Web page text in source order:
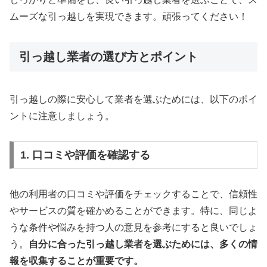
ムーズな引っ越しを実現できます。頑張ってください！
引っ越し業者の選び方とポイント
引っ越しの際に安心して業者を選ぶためには、以下のポイ
ントに注意しましょう。
1. 口コミや評価を確認する
他の利用者の口コミや評価をチェックすることで、信頼性
やサービスの質を確かめることができます。特に、同じよ
うな条件や悩みを持つ人の意見を参考にすると良いでしょ
う。
自分に合った引っ越し業者を選ぶためには、多くの情
報を収集することが重要です。